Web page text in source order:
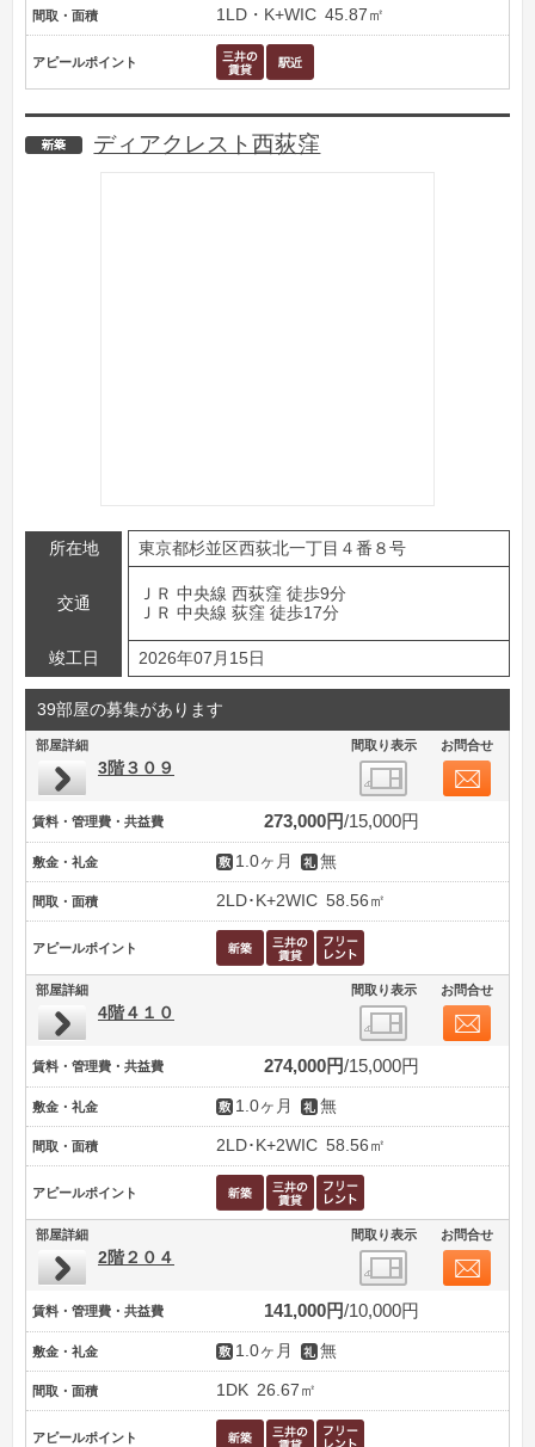
間取・面積 1LD・K+WIC 45.87㎡
アピールポイント
新築
ディアクレスト西荻窪
所在地 東京都杉並区西荻北一丁目４番８号
交通
ＪＲ 中央線 西荻窪 徒歩9分
ＪＲ 中央線 荻窪 徒歩17分
竣工日 2026年07月15日
39部屋の募集があります
部屋詳細 間取り表示 お問合せ
3階３０９
賃料・管理費・共益費 273,000円 15,000円
敷金・礼金 1.0ヶ月 無
間取・面積 2LD･K+2WIC 58.56㎡
アピールポイント
部屋詳細 間取り表示 お問合せ
4階４１０
賃料・管理費・共益費 274,000円 15,000円
敷金・礼金 1.0ヶ月 無
間取・面積 2LD･K+2WIC 58.56㎡
アピールポイント
部屋詳細 間取り表示 お問合せ
2階２０４
賃料・管理費・共益費 141,000円 10,000円
敷金・礼金 1.0ヶ月 無
間取・面積 1DK 26.67㎡
アピールポイント